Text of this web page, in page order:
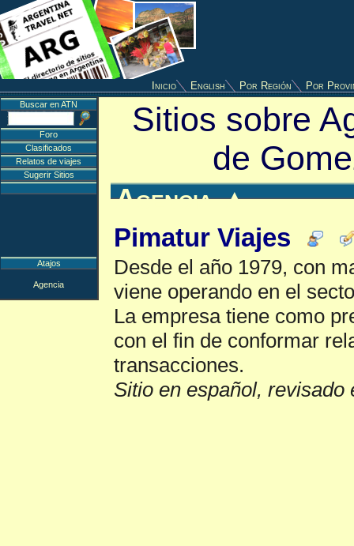
Inicio English Por Región Por
Sitios sobre
de
Agencia▲
Pimatur Viajes
Desde el año 1979, con
viene operando en el
La empresa tiene como
con el fin de conformar
transacciones.
Sitio en español, revisado
Buscar en ATN
Foro
Clasificados
Relatos de viajes
Sugerir Sitios
Atajos
Agencia